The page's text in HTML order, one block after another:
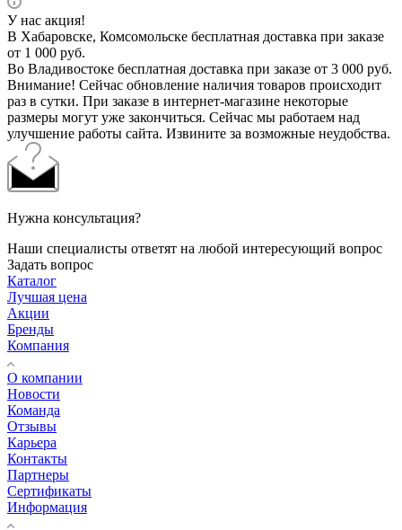
У нас акция!
В Хабаровске, Комсомольске бесплатная доставка при заказе
от 1 000 руб.
Во Владивостоке бесплатная доставка при заказе от 3 000 руб.
Внимание! Сейчас обновление наличия товаров происходит
раз в сутки. При заказе в интернет-магазине некоторые
размеры могут уже закончиться. Сейчас мы работаем над
улучшение работы сайта. Извините за возможные неудобства.
Нужна консультация?
Наши специалисты ответят на любой интересующий вопрос
Задать вопрос
Каталог
Лучшая цена
Акции
Бренды
Компания
О компании
Новости
Команда
Отзывы
Карьера
Контакты
Партнеры
Сертификаты
Информация